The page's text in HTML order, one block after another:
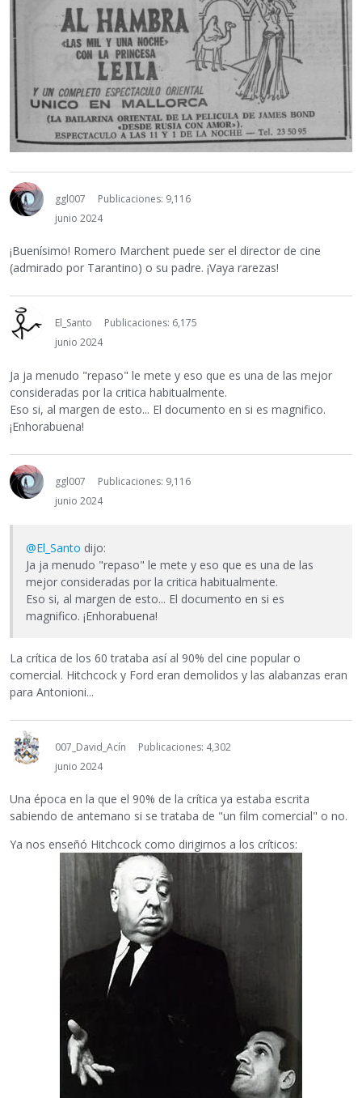
ggl007
Publicaciones: 9,116
junio 2024
¡Buenísimo! Romero Marchent puede ser el director de cine
(admirado por Tarantino) o su padre. ¡Vaya rarezas!
El_Santo
Publicaciones: 6,175
junio 2024
Ja ja menudo "repaso" le mete y eso que es una de las mejor
consideradas por la critica habitualmente.
Eso si, al margen de esto... El documento en si es magnifico.
¡Enhorabuena!
ggl007
Publicaciones: 9,116
junio 2024
@El_Santo dijo:
Ja ja menudo "repaso" le mete y eso que es una de las
mejor consideradas por la critica habitualmente.
Eso si, al margen de esto... El documento en si es
magnifico. ¡Enhorabuena!
La crítica de los 60 trataba así al 90% del cine popular o
comercial. Hitchcock y Ford eran demolidos y las alabanzas eran
para Antonioni...
007_David_Acín
Publicaciones: 4,302
junio 2024
Una época en la que el 90% de la crítica ya estaba escrita
sabiendo de antemano si se trataba de "un film comercial" o no.
Ya nos enseñó Hitchcock como dirigirnos a los críticos: